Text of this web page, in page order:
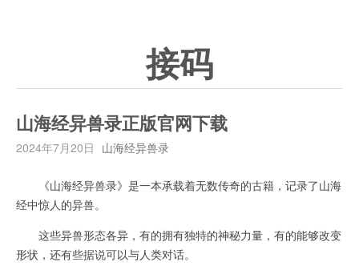
接码
山海经异兽录正版官网下载
2024年7月20日 山海经异兽录
《山海经异兽录》是一本承载着无数传奇的古籍，记录了山海
经中惊人的异兽。
这些异兽形态各异，有的拥有独特的神秘力量，有的能够改变
形状，还有些据说可以与人类对话。